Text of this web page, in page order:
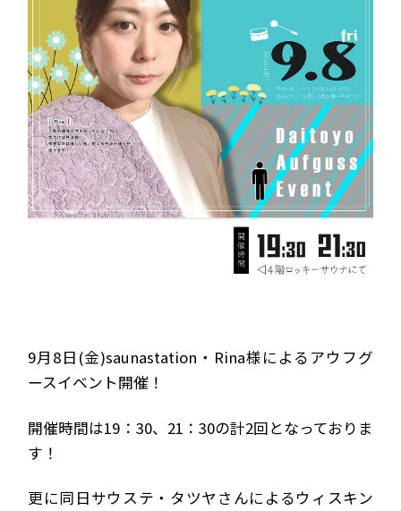
9月8日(金)saunastation・Rina様によるアウフグ
ースイベント開催！
開催時間は19：30、21：30の計2回となっておりま
す！
更に同日サウステ・タツヤさんによるウィスキン